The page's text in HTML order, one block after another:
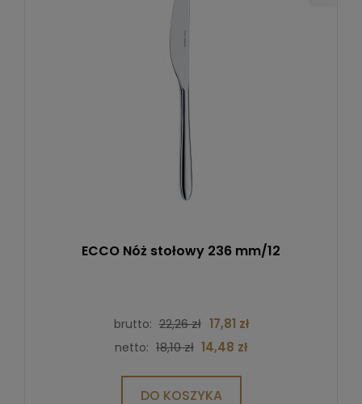
ECCO Nóż stołowy 236 mm/12
brutto: 22,26 zł 17,81 zł
netto: 18,10 zł 14,48 zł
DO KOSZYKA